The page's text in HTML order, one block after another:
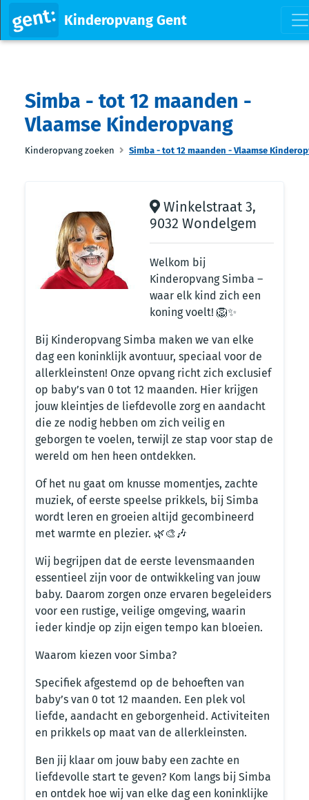
Kinderopvang Gent
Simba - tot 12 maanden -
Vlaamse Kinderopvang
Kinderopvang zoeken Simba - tot 12 maanden - Vlaamse
Winkelstraat 3,
9032 Wondelgem
Welkom bij
Kinderopvang Simba –
waar elk kind zich een
koning voelt! 🦁✨
Bij Kinderopvang Simba maken we van elke
dag een koninklijk avontuur, speciaal voor de
allerkleinsten! Onze opvang richt zich exclusief
op baby’s van 0 tot 12 maanden. Hier krijgen
jouw kleintjes de liefdevolle zorg en aandacht
die ze nodig hebben om zich veilig en
geborgen te voelen, terwijl ze stap voor stap de
wereld om hen heen ontdekken.
Of het nu gaat om knusse momentjes, zachte
muziek, of eerste speelse prikkels, bij Simba
wordt leren en groeien altijd gecombineerd
met warmte en plezier. 🌿🎨🎶
Wij begrijpen dat de eerste levensmaanden
essentieel zijn voor de ontwikkeling van jouw
baby. Daarom zorgen onze ervaren begeleiders
voor een rustige, veilige omgeving, waarin
ieder kindje op zijn eigen tempo kan bloeien.
Waarom kiezen voor Simba?
Specifiek afgestemd op de behoeften van
baby’s van 0 tot 12 maanden. Een plek vol
liefde, aandacht en geborgenheid. Activiteiten
en prikkels op maat van de allerkleinsten.
Ben jij klaar om jouw baby een zachte en
liefdevolle start te geven? Kom langs bij Simba
en ontdek hoe wij van elke dag een koninklijke